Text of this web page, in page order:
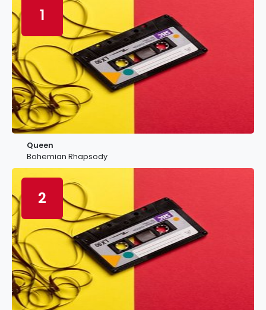
1
Queen
Bohemian Rhapsody
2